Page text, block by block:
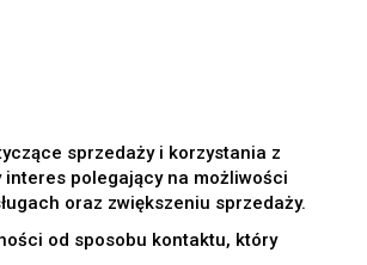
sprzedaży i korzystania z
polegający na możliwości
oraz zwiększeniu sprzedaży.
od sposobu kontaktu, który